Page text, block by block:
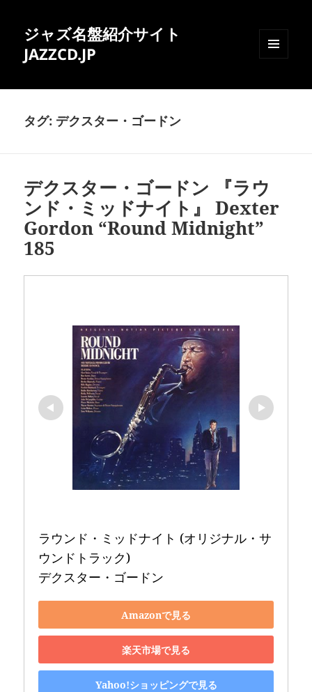
ジャズ名盤紹介サイト
JAZZCD.JP
ィジェ
タグ: デクスター・ゴードン
デクスター・ゴードン 『ラウ
ンド・ミッドナイト』 Dexter
Gordon “Round Midnight”
185
ラウンド・ミッドナイト (オリジナル・サ
ウンドトラック)
デクスター・ゴードン
Amazonで見る
楽天市場で見る
Yahoo!ショッピングで見る